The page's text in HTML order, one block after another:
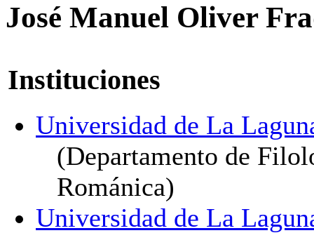
José Manuel Oliver
Instituciones
Universidad de La
(Departamento de
Románica)
Universidad de La